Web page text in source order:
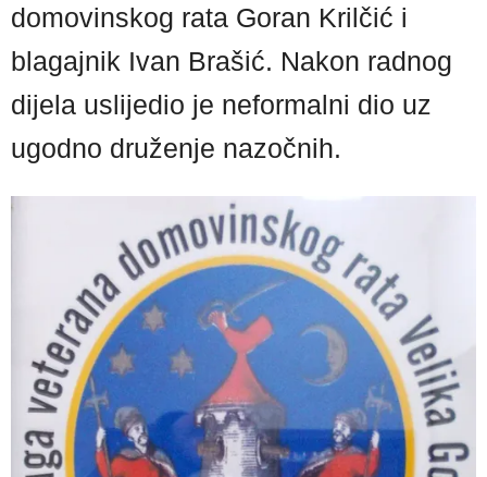
domovinskog rata Goran Krilčić i
blagajnik Ivan Brašić. Nakon radnog
dijela uslijedio je neformalni dio uz
ugodno druženje nazočnih.